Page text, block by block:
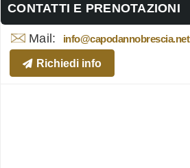
CONTATTI E PRENOTAZIONI
Mail: info@capodannobrescia.net
Richiedi info